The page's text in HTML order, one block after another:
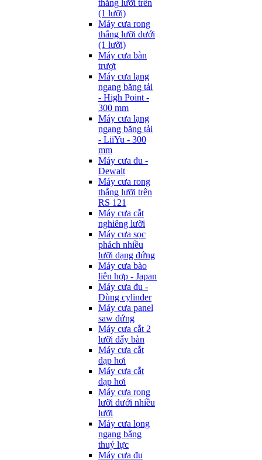
thẳng lưỡi trên
(1 lưỡi)
Máy cưa rong
thẳng lưỡi dưới
(1 lưỡi)
Máy cưa bàn
trượt
Máy cưa lạng
ngang băng tải
- High Point -
300 mm
Máy cưa lạng
ngang băng tải
- LiiYu - 300
mm
Máy cưa đu -
Dewalt
Máy cưa rong
thẳng lưỡi trên
RS 121
Máy cưa cắt
nghiêng lưỡi
Máy cưa sọc
phách nhiều
lưỡi dạng đứng
Máy cưa bào
liên hợp - Japan
Máy cưa đu -
Dùng cylinder
Máy cưa panel
saw đứng
Máy cưa cắt 2
lưỡi đẩy bàn
Máy cưa cắt
đạp hơi
Máy cưa cắt
đạp hơi
Máy cưa rong
lưỡi dưới nhiều
lưỡi
Máy cưa lọng
ngang bằng
thuỷ lực
Máy cưa đu